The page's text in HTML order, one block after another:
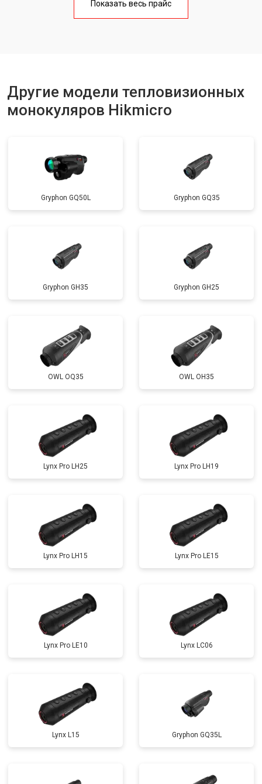
Показать весь прайс
Другие модели тепловизионных
монокуляров Hikmicro
Gryphon GQ50L Gryphon GQ35
Gryphon GH35 Gryphon GH25
OWL OQ35 OWL OH35
Lynx Pro LH25 Lynx Pro LH19
Lynx Pro LH15 Lynx Pro LE15
Lynx Pro LE10 Lynx LC06
Lynx L15 Gryphon GQ35L